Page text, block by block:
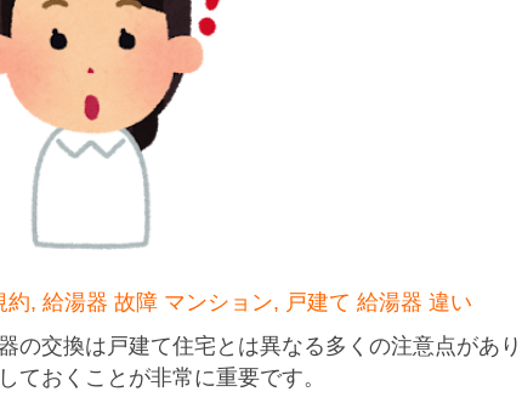
, 給湯器 故障 マンション, 戸建て 給湯器 違い
の交換は戸建て住宅とは異なる多くの注意点があ
ておくことが非常に重要です。